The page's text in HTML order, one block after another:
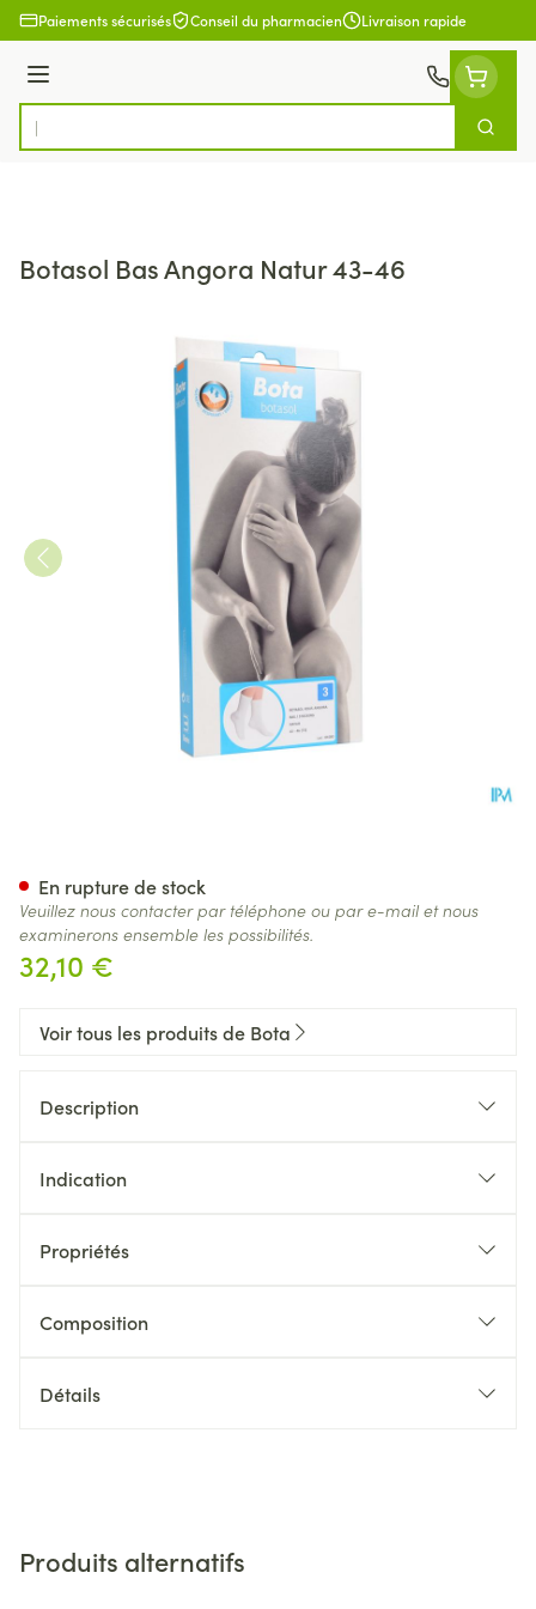
Aller au contenu
Paiements sécurisés Conseil du pharmacien Livraison rapide
Menu
Rechercher
Botasol Bas Angora Natur 43-46
32,10 €
En rupture de stock
Veuillez nous contacter par téléphone ou par e-mail et nous
examinerons ensemble les possibilités.
Voir tous les produits de Bota
Description
Indication
Propriétés
Composition
Détails
Produits alternatifs